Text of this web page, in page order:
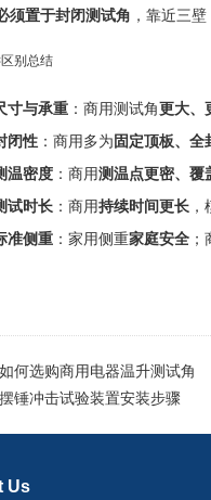
须置于封闭测试角 ，靠近三
别总结
寸与承重 ：商用测试角更大、
闭性 ：商用多为固定顶板、全
温密度 ：商用测温点更密、覆
试时长 ：商用持续时间更长
准侧重 ：家用侧重家庭安全
如何选购商用电器温升测试角
摆锤冲击试验装置安装步骤
Us